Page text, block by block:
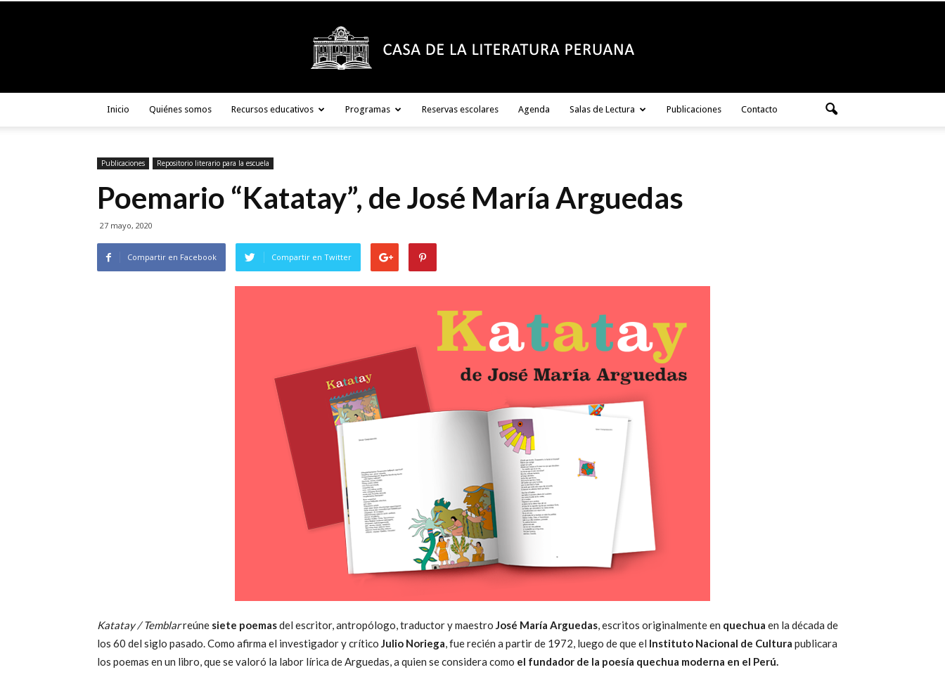
de
Peruana
Inicio Quiénes somos Recursos educativos Programas Reservas escolares Agenda Salas de Lectura Publicaciones Contacto
Publicaciones Repositorio literario para la escuela
Poemario “Katatay”, de José María Arguedas
27 mayo, 2020
Compartir en Facebook Compartir en Twitter
Katatay / Temblarreúne siete poemasdel escritor, antropólogo, traductor y maestro José María Arguedas, escritos originalmente en quechua en la década de
los 60 del siglo pasado. Como afirma el investigador y crítico Julio Noriega, fue recién a partir de 1972, luego de que el Instituto Nacional de Cultura publicara
los poemas en un libro, que se valoró la labor lírica de Arguedas, a quien se considera como el fundador de la poesía quechua moderna en el Perú.